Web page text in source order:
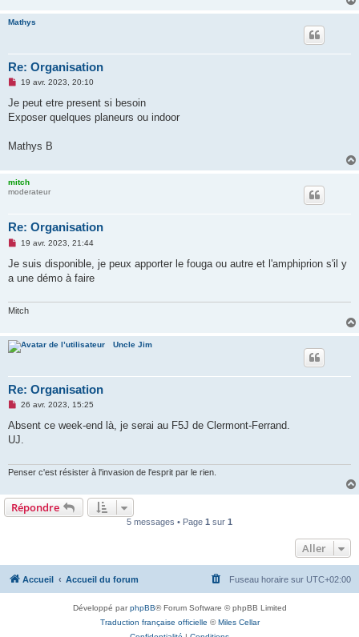
Mathys
Re: Organisation
M
s
a
n
u
19 avr. 2023, 20:10
Je peut etre present si besoin
Exposer quelques planeurs ou indoor
Mathys B
mitch
moderateur
Re: Organisation
M
s
a
n
l
u
19 avr. 2023, 21:44
Je suis disponible, je peux apporter le fouga ou autre et l'amphiprion s'il y
a une démo à faire
Mitch
Uncle Jim
Re: Organisation
M
s
a
n
l
u
26 avr. 2023, 15:25
Absent ce week-end là, je serai au F5J de Clermont-Ferrand.
UJ.
Penser c'est résister à l'invasion de l'esprit par le rien.
Répondre
5 messages • Page 1 sur 1
Aller
Accueil Accueil du forum Fuseau horaire sur UTC+02:00
Développé parphpBB® Forum Software © phpBB Limited
Traduction française officielle ©Miles Cellar